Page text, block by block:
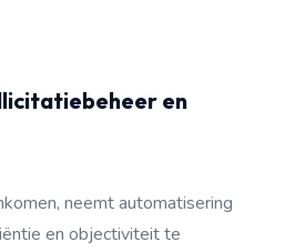
en
neemt automatisering
en objectiviteit te